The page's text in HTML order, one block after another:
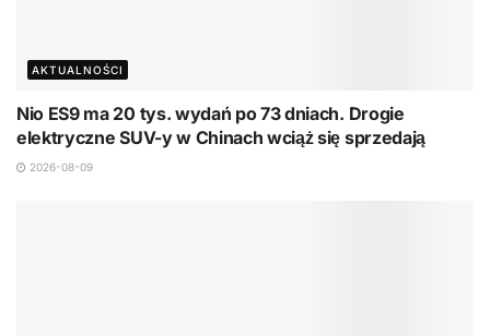
AKTUALNOŚCI
Nio ES9 ma 20 tys. wydań po 73 dniach. Drogie
elektryczne SUV-y w Chinach wciąż się sprzedają
2026-08-09